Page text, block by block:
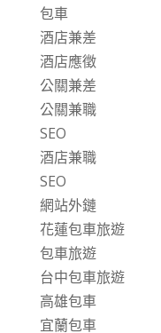
包車
酒店兼差
酒店應徵
公關兼差
公關兼職
SEO
酒店兼職
SEO
網站外鏈
花蓮包車旅遊
包車旅遊
台中包車旅遊
高雄包車
宜蘭包車